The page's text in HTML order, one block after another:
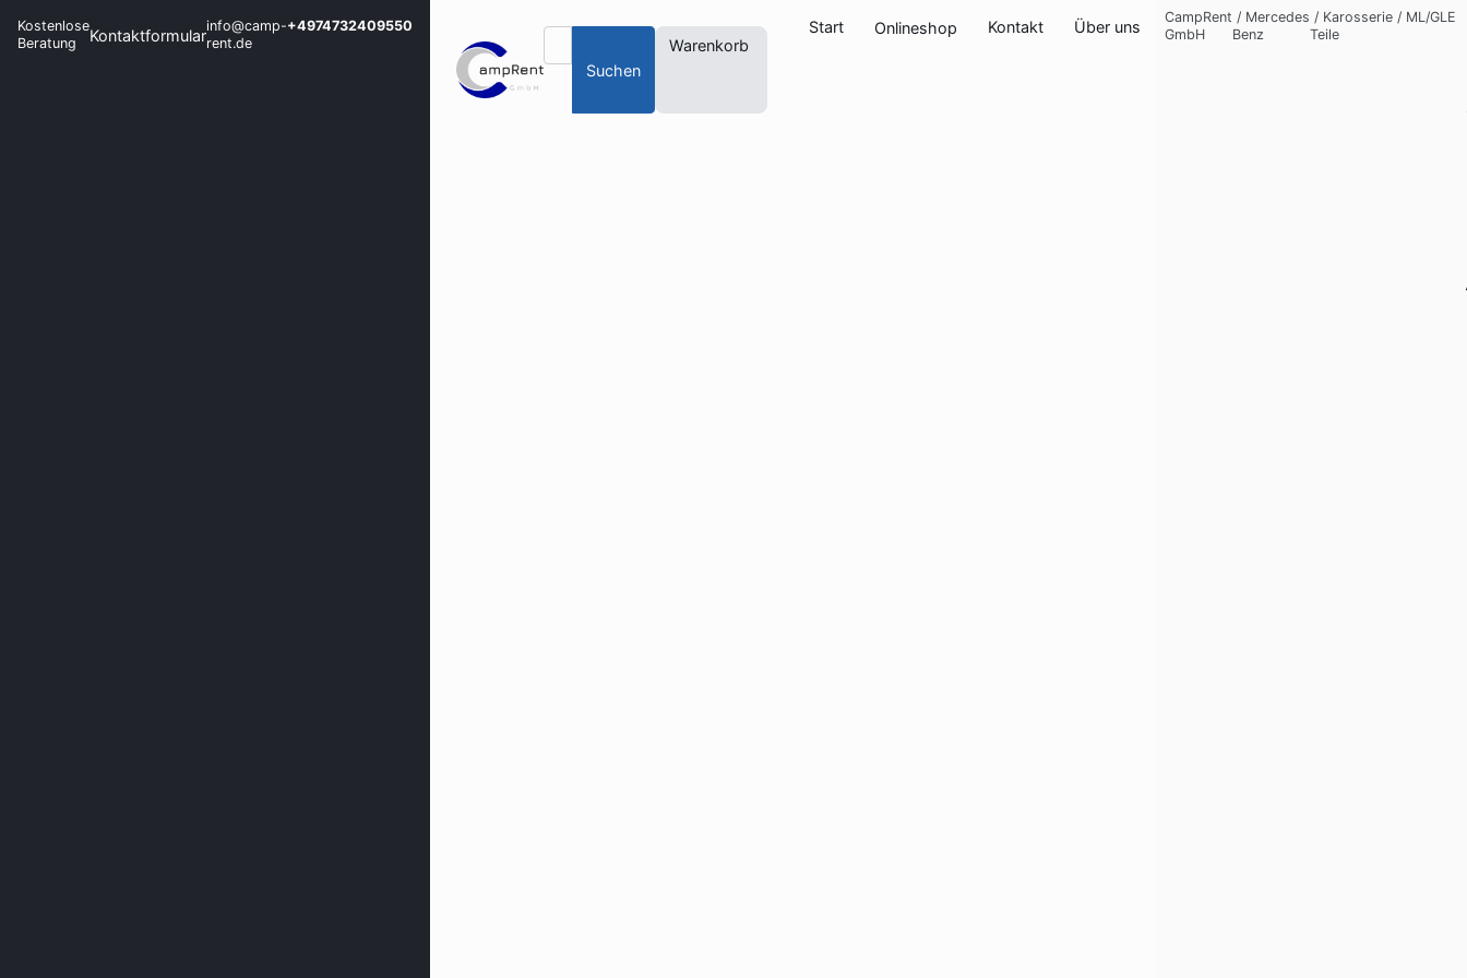
Kostenlose
Beratung
Kontaktformularinfo@camp-
rent.de
+4974732409550
Suchen
Warenkorb
Start Onlineshop Kontakt Über uns
CampRent
GmbH
/ Mercedes
Benz
/ Karosserie
Teile
/ ML/GLE